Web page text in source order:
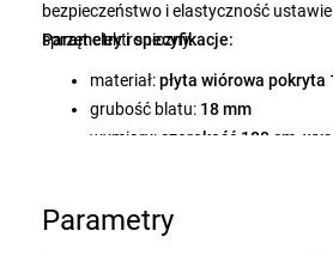
bezpieczeństwo i elastyczność
sprzęt elektroniczny.
Parametry i specyfikacje:
materiał:płyta wiórowa pokryta
grubość blatu: 18 mm
wymiary: szerokość 180 cm,
Parametry